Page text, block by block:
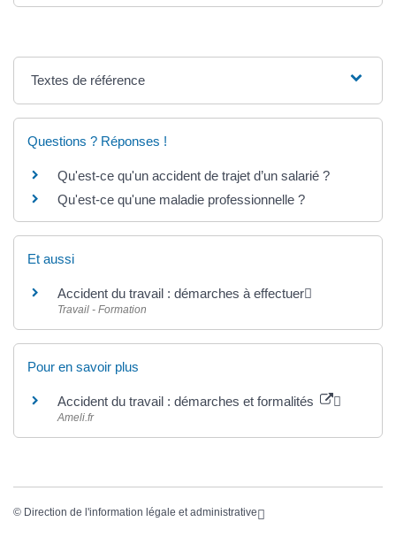
Textes de référence
Questions ? Réponses !
Qu'est-ce qu'un accident de trajet d’un salarié ?
Qu'est-ce qu'une maladie professionnelle ?
Et aussi
Accident du travail : démarches à effectuer
Travail - Formation
Pour en savoir plus
Accident du travail : démarches et formalités
Ameli.fr
© Direction de l'information légale et administrative